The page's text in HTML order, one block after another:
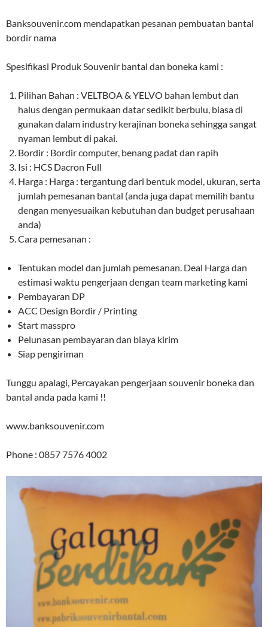
Banksouvenir.com mendapatkan pesanan pembuatan bantal
bordir nama
Spesifikasi Produk Souvenir bantal dan boneka kami :
Pilihan Bahan : VELTBOA & YELVO bahan lembut dan
halus dengan permukaan datar sedikit berbulu, biasa di
gunakan dalam industry kerajinan boneka sehingga sangat
nyaman lembut di pakai.
Bordir : Bordir computer, benang padat dan rapih
Isi : HCS Dacron Full
Harga : Harga : tergantung dari bentuk model, ukuran, serta
jumlah pemesanan bantal (anda juga dapat memilih bantu
dengan menyesuaikan kebutuhan dan budget perusahaan
anda)
Cara pemesanan :
Tentukan model dan jumlah pemesanan. Deal Harga dan
estimasi waktu pengerjaan dengan team marketing kami
Pembayaran DP
ACC Design Bordir / Printing
Start masspro
Pelunasan pembayaran dan biaya kirim
Siap pengiriman
Tunggu apalagi, Percayakan pengerjaan souvenir boneka dan
bantal anda pada kami !!
www.banksouvenir.com
Phone : 0857 7576 4002